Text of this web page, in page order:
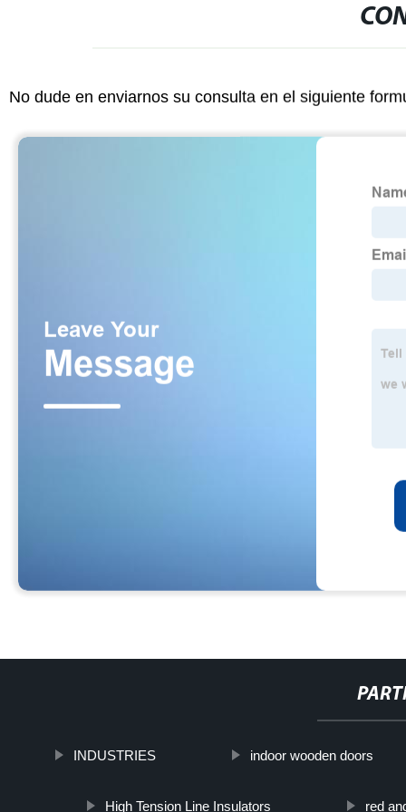
No dude en enviarnos su consulta en el siguiente
INDUSTRIES indoor wooden doors
High Tension Line Insulators red